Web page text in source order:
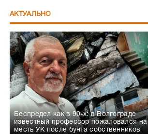
АКТУАЛЬНО
Беспредел как в 90-х: в Волгограде
известный профессор пожаловался на
месть УК после бунта собственников